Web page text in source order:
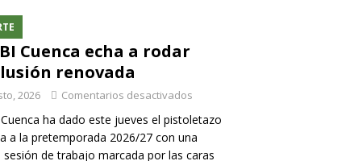
Cuenca echa a rodar
renovada
2026 Comentarios desactivados
Cuenca ha dado este jueves el pistoletazo
a la pretemporada 2026/27 con una
sesión de trabajo marcada por las caras